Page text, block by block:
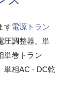
す電源トラン
圧調整器、単
単巻トラン
単相AC - DC乾